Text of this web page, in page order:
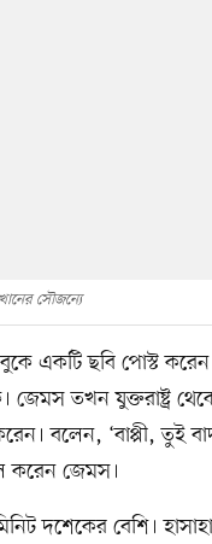
খানের সৌজন্যে
একটি ছবি পোস্ট করেন
তখন যুক্তরাষ্ট্র
বলেন, ‘বাপ্পী, তুই
করেন জেমস।
দশেকের বেশি।